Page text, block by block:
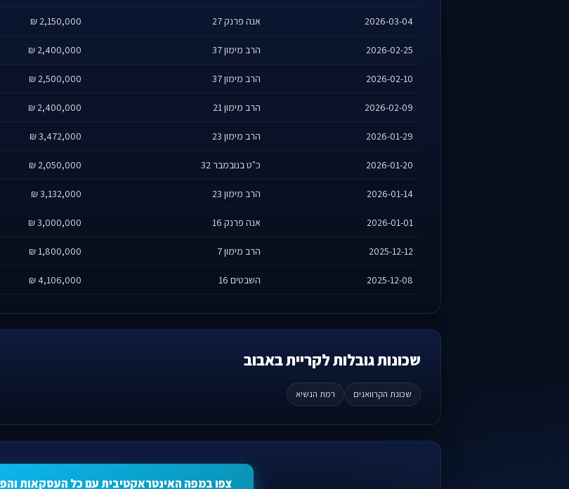
2026-03-04 אנה פרנק 27 2,150,000 ₪
2026-02-25 הרב מימון 37 2,400,000 ₪
2026-02-10 הרב מימון 37 2,500,000 ₪
2026-02-09 הרב מימון 21 2,400,000 ₪
2026-01-29 הרב מימון 23 3,472,000 ₪
2026-01-20 כ"ט בנובמבר 32 2,050,000 ₪
2026-01-14 הרב מימון 23 3,132,000 ₪
2026-01-01 אנה פרנק 16 3,000,000 ₪
2025-12-12 הרב מימון 7 1,800,000 ₪
2025-12-08 השבטים 16 4,106,000 ₪
שכונות גובלות לקריית באבוב
שכונת הקרוואנים רמת הנשיא
צפו במפה האינטראקטיבית עם כל העסקאות